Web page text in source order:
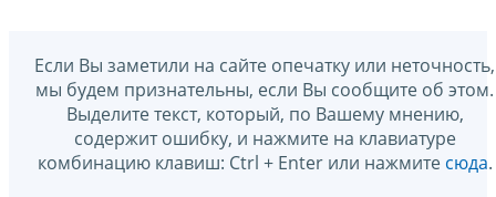
Если Вы заметили на сайте опечатку или неточность,
мы будем признательны, если Вы сообщите об этом.
Выделите текст, который, по Вашему мнению,
содержит ошибку, и нажмите на клавиатуре
комбинацию клавиш: Ctrl + Enter или нажмите сюда.